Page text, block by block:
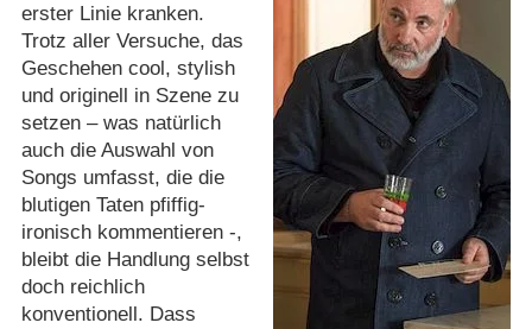
erster Linie kranken.
Trotz aller Versuche, das
Geschehen cool, stylish
und originell in Szene zu
setzen – was natürlich
auch die Auswahl von
Songs umfasst, die die
blutigen Taten pfiffig-
ironisch kommentieren -,
bleibt die Handlung selbst
doch reichlich
konventionell. Dass